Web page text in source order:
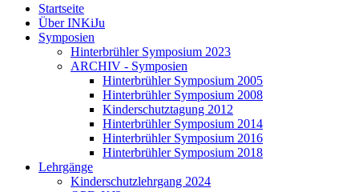
Startseite
Über INKiJu
Symposien
Hinterbrühler Symposium 2023
ARCHIV - Symposien
Hinterbrühler Symposium 2005
Hinterbrühler Symposium 2008
Kinderschutztagung 2012
Hinterbrühler Symposium 2014
Hinterbrühler Symposium 2016
Hinterbrühler Symposium 2018
Lehrgänge
Kinderschutzlehrgang 2024